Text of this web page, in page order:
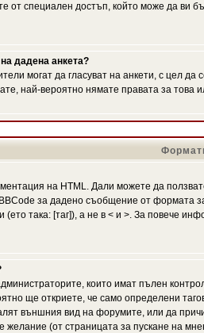
от специален достъп, който може да ви
дадена анкета?
могат да гласуват на анкети, с цел
най-вероятно нямате правата за това
на HTML. Дали можете да
за дадено съобщение от формата
(ето така: [таг]), а не в < и >. За повече
които имат пълен
ще откриете, че само определени
външния вид на форумите, или да
(от страницата за пускане на